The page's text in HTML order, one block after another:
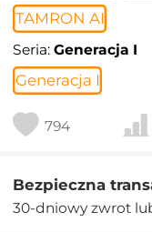
TAMRON AI
Seria:Generacja I
Generacja I
794
Bezpieczna
30-dniowy zwrot